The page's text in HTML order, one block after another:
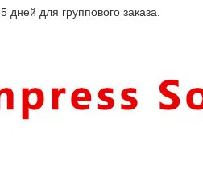
для группового заказа.